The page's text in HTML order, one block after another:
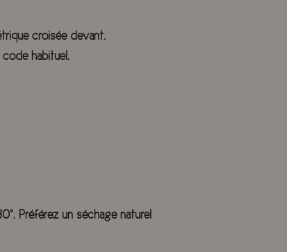
croisée devant.
habituel.
Préférez un séchage naturel